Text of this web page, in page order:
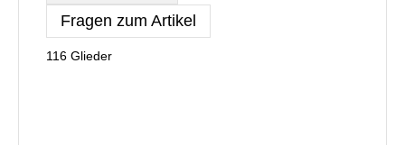
Fragen zum Artikel
116 Glieder